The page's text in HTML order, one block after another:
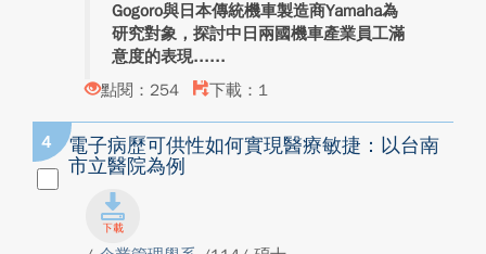
Gogoro與日本傳統機車製造商Yamaha為
研究對象，探討中日兩國機車產業員工滿
意度的表現...
點閱：254
下載：1
4
電子病歷可供性如何實現醫療敏捷：以台南
市立醫院為例